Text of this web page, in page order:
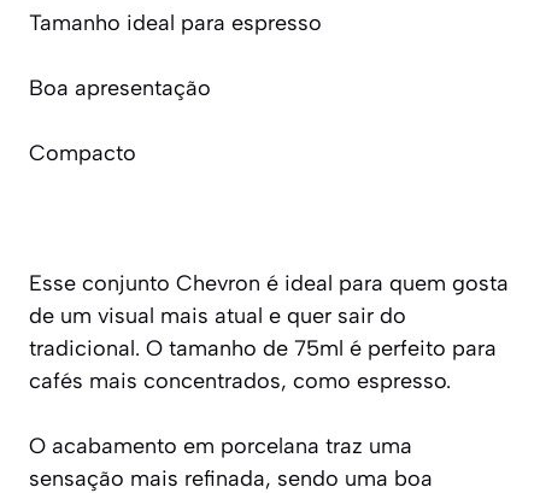
Tamanho ideal para espresso
Boa apresentação
Compacto
Esse conjunto Chevron é ideal para quem gosta
de um visual mais atual e quer sair do
tradicional. O tamanho de 75ml é perfeito para
cafés mais concentrados, como espresso.
O acabamento em porcelana traz uma
sensação mais refinada, sendo uma boa